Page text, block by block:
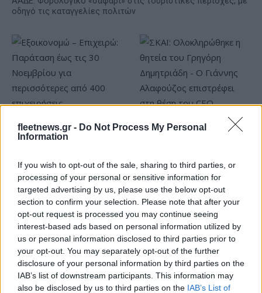
fleetnews.gr - Do Not Process My Personal
Information
If you wish to opt-out of the sale, sharing to third parties, or
processing of your personal or sensitive information for
targeted advertising by us, please use the below opt-out
section to confirm your selection. Please note that after your
opt-out request is processed you may continue seeing
interest-based ads based on personal information utilized by
us or personal information disclosed to third parties prior to
your opt-out. You may separately opt-out of the further
disclosure of your personal information by third parties on the
IAB’s list of downstream participants. This information may
also be disclosed by us to third parties on the IAB’s List of
οδηγό τις καταγγελίες πολιτών
Εξοικονομώ – Επιχειρώ:
Παράταση έως τις 30
περισσότερες από 400
επιχειρήσεις
ΣΚΑΪ: Ολοκληρώθηκε η
Αλαφούζος επιστρέφει στη
θέση του CEO
Media: Με ενίσχυση 8 εκατ. ευρώ σε 451 επιχειρήσεις
ξεκίνησε το πρόγραμμα στήριξης- Κάλυψη εισφορών
ΕΔΟΕΑΠ